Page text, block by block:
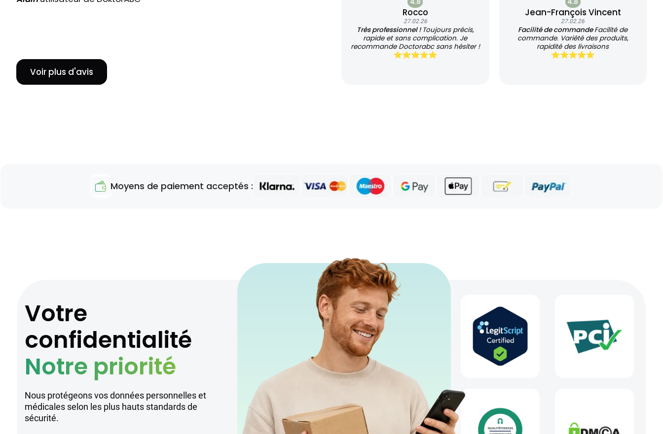
Voir plus d'avis
Rocco
27.02.26
Très professionnel ! Toujours précis,
rapide et sans complication. Je
recommande Doctorabc sans hésiter !
Jean-François Vincent
27.02.26
Facilité de commandeFacilité de
commande. Variété des produits,
rapidité des livraisons
Moyens de paiement acceptés :
Votre
confidentialité
Notre priorité
Nous protégeons vos données personnelles et
médicales selon les plus hauts standards de
sécurité.